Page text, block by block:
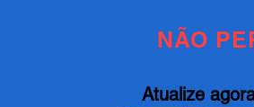
NÃO
Atualize